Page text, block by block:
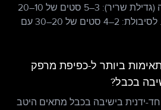
90–120 s. להיפרטרופיה (גדילת שריר): 3–5 סטים של 10–20
עם מנוחה של 45–90 s. לסיבולת: 2–4 סטים של 20–30 עם
ביותר ל-כפיפת מרפק
בכבל?
ידנית בישיבה בכבל מתאים היטב